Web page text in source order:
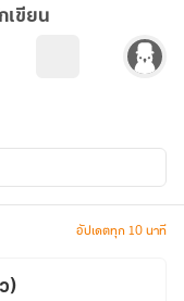
เขียน
อัปเดตทุก 10 นาที
)